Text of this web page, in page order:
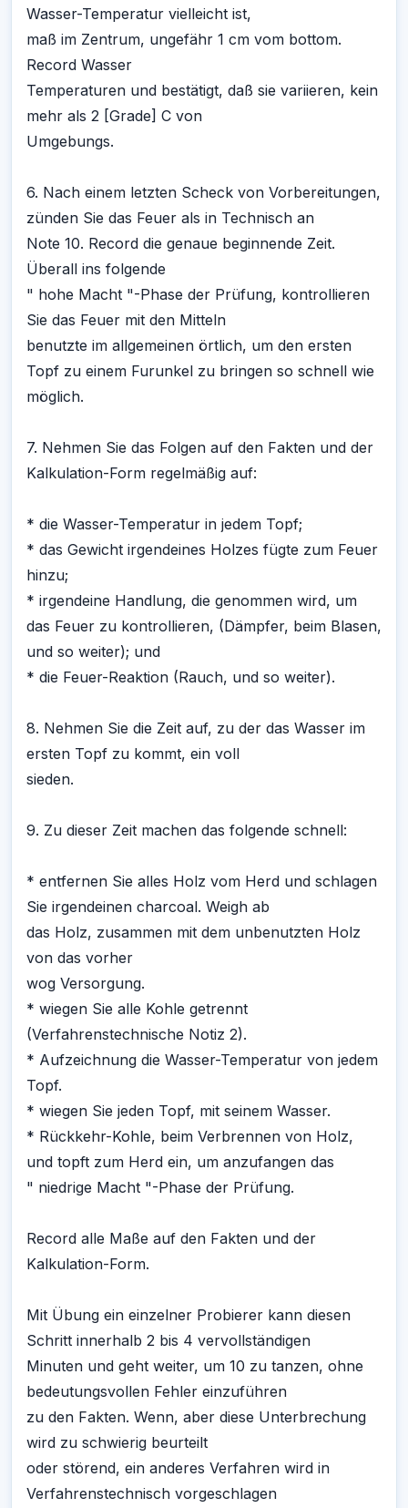
Wasser-Temperatur vielleicht ist,
maß im Zentrum, ungefähr 1 cm vom bottom.
Record Wasser
Temperaturen und bestätigt, daß sie variieren, kein
mehr als 2 [Grade] C von
Umgebungs.
6. Nach einem letzten Scheck von Vorbereitungen,
zünden Sie das Feuer als in Technisch an
Note 10. Record die genaue beginnende Zeit.
Überall ins folgende
" hohe Macht "-Phase der Prüfung, kontrollieren
Sie das Feuer mit den Mitteln
benutzte im allgemeinen örtlich, um den ersten
Topf zu einem Furunkel zu bringen so schnell wie
möglich.
7. Nehmen Sie das Folgen auf den Fakten und der
Kalkulation-Form regelmäßig auf:
* die Wasser-Temperatur in jedem Topf;
* das Gewicht irgendeines Holzes fügte zum Feuer
hinzu;
* irgendeine Handlung, die genommen wird, um
das Feuer zu kontrollieren, (Dämpfer, beim Blasen,
und so weiter); und
* die Feuer-Reaktion (Rauch, und so weiter).
8. Nehmen Sie die Zeit auf, zu der das Wasser im
ersten Topf zu kommt, ein voll
sieden.
9. Zu dieser Zeit machen das folgende schnell:
* entfernen Sie alles Holz vom Herd und schlagen
Sie irgendeinen charcoal. Weigh ab
das Holz, zusammen mit dem unbenutzten Holz
von das vorher
wog Versorgung.
* wiegen Sie alle Kohle getrennt
(Verfahrenstechnische Notiz 2).
* Aufzeichnung die Wasser-Temperatur von jedem
Topf.
* wiegen Sie jeden Topf, mit seinem Wasser.
* Rückkehr-Kohle, beim Verbrennen von Holz,
und topft zum Herd ein, um anzufangen das
" niedrige Macht "-Phase der Prüfung.
Record alle Maße auf den Fakten und der
Kalkulation-Form.
Mit Übung ein einzelner Probierer kann diesen
Schritt innerhalb 2 bis 4 vervollständigen
Minuten und geht weiter, um 10 zu tanzen, ohne
bedeutungsvollen Fehler einzuführen
zu den Fakten. Wenn, aber diese Unterbrechung
wird zu schwierig beurteilt
oder störend, ein anderes Verfahren wird in
Verfahrenstechnisch vorgeschlagen